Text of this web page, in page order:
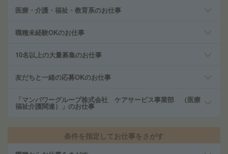
医療・介護・福祉・教育系のお仕事
職種未経験OKのお仕事
10名以上の大量募集のお仕事
友だちと一緒の応募OKのお仕事
「マンパワーグループ株式会社 ケアサービス事業部 （医療
福祉介護関連）」のお仕事
条件を指定してお仕事をさがす